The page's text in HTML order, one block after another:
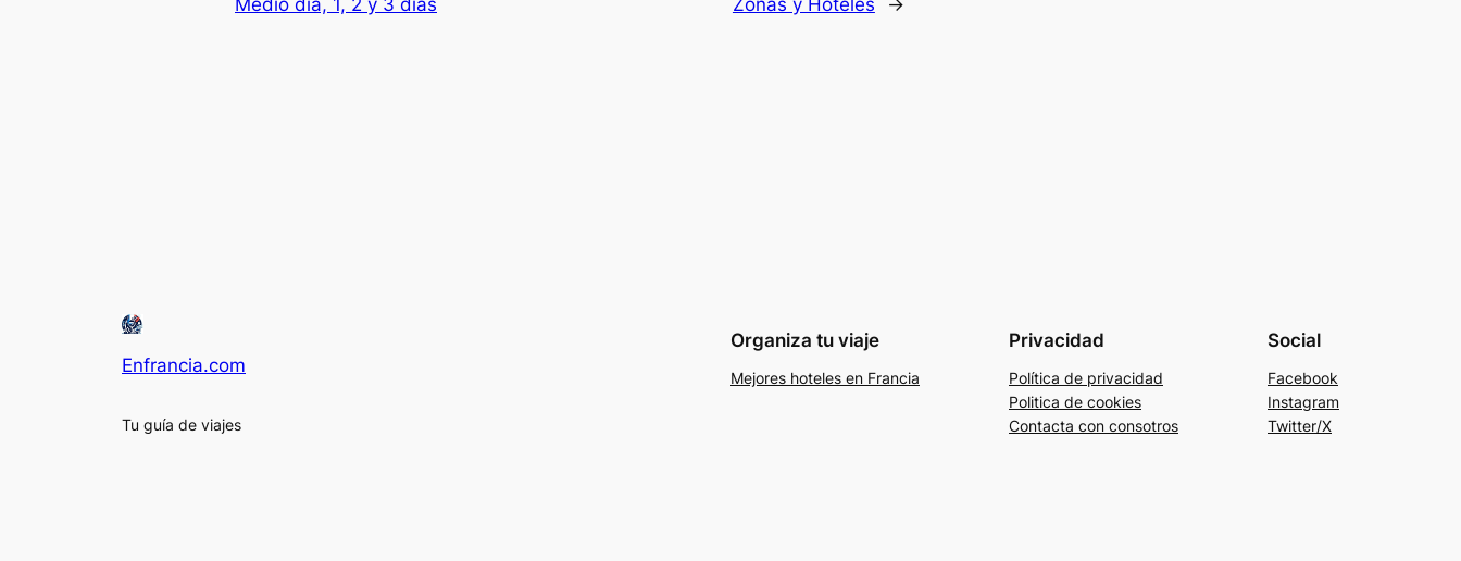
Enfrancia.com
Tu guía de viajes
Organiza tu viaje
Mejores hoteles en Francia
Privacidad
Política de privacidad
Politica de cookies
Contacta con consotros
Social
Facebook
Instagram
Twitter/X